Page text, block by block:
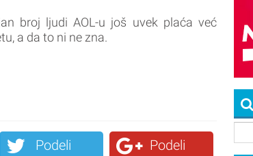
broj ljudi AOL-u još uvek plaća već
a da to ni ne zna.
Podeli Podeli